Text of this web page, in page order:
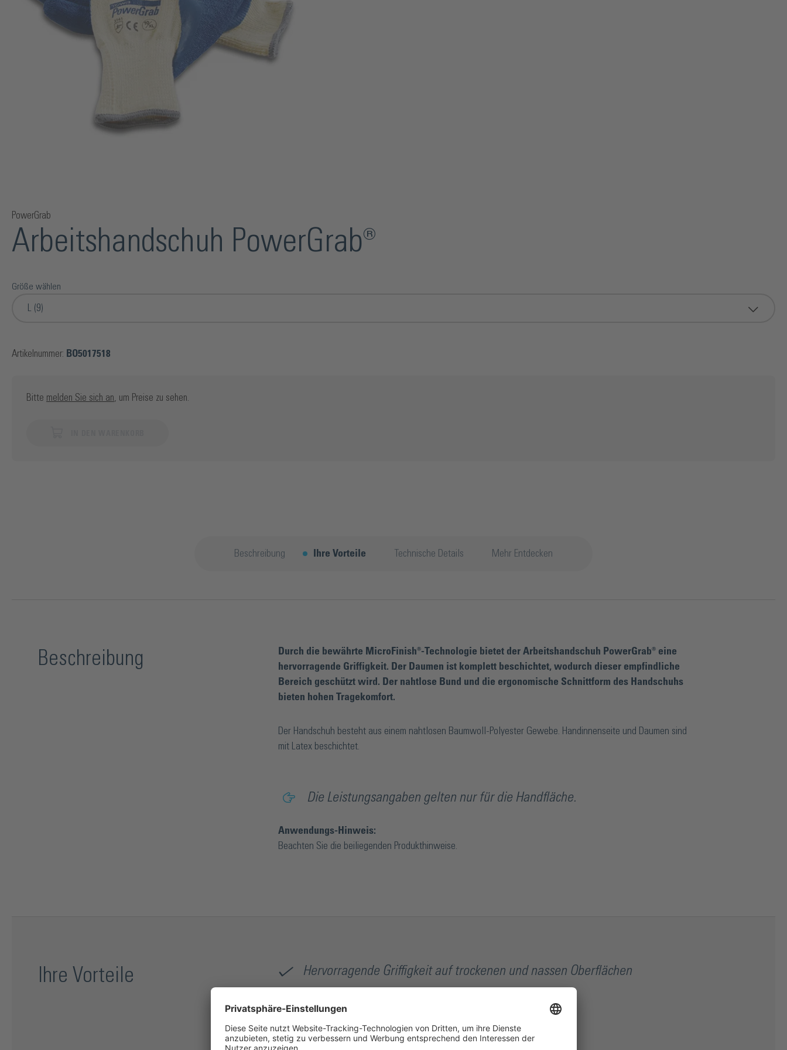
PowerGrab
Arbeitshandschuh PowerGrab®
Größe wählen
L (9)
Artikelnummer: BO5017518
Bitte melden Sie sich an , um Preise zu sehen.
Beschreibung Ihre Vorteile Technische Details Mehr Entdecken
Beschreibung
Durch die bewährte MicroFinish®-Technologie bietet der Arbeitshandschuh PowerGrab® eine
hervorragende Griffigkeit. Der Daumen ist komplett beschichtet, wodurch dieser empfindliche
Bereich geschützt wird. Der nahtlose Bund und die ergonomische Schnittform des Handschuhs
bieten hohen Tragekomfort.
Der Handschuh besteht aus einem nahtlosen Baumwoll-Polyester Gewebe. Handinnenseite und Daumen sind
mit Latex beschichtet.
Die Leistungsangaben gelten nur für die Handfläche.
Anwendungs-Hinweis:
Beachten Sie die beiliegenden Produkthinweise.
Ihre Vorteile Hervorragende Griffigkeit auf trockenen und nassen Oberflächen
Hoher Tragekomfort